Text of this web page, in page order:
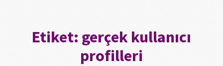
Etiket: gerçek kullanıcı
profilleri